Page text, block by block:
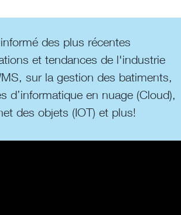
des plus récentes
et tendances de l'industrie
sur la gestion des batiments,
d’informatique en nuage (Cloud),
des objets (IOT) et plus!